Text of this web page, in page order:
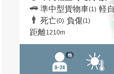
準中型貨物車(1) 軽
死亡(0) 負傷(1)
距離1210m
他